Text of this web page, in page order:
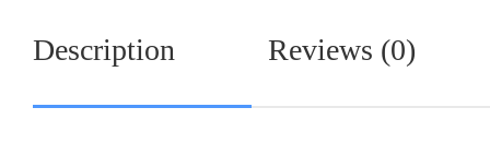
Description Reviews (0)